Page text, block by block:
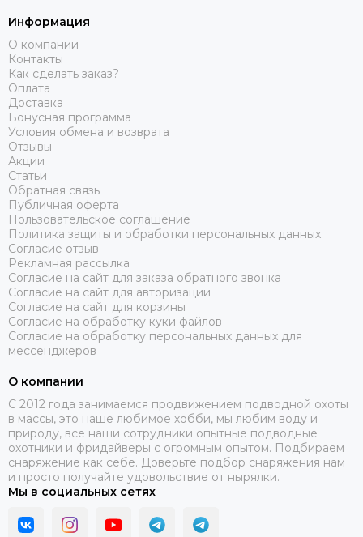
Информация
О компании
Контакты
Как сделать заказ?
Оплата
Доставка
Бонусная программа
Условия обмена и возврата
Отзывы
Акции
Статьи
Обратная связь
Публичная оферта
Пользовательское соглашение
Политика защиты и обработки персональных данных
Согласие отзыв
Рекламная рассылка
Согласие на сайт для заказа обратного звонка
Согласие на сайт для авторизации
Согласие на сайт для корзины
Согласие на обработку куки файлов
Согласие на обработку персональных данных для
мессенджеров
О компании
C 2012 года занимаемся продвижением подводной охоты
в массы, это наше любимое хобби, мы любим воду и
природу, все наши сотрудники опытные подводные
охотники и фридайверы с огромным опытом. Подбираем
снаряжение как себе. Доверьте подбор снаряжения нам
и просто получайте удовольствие от нырялки.
Мы в социальных сетях